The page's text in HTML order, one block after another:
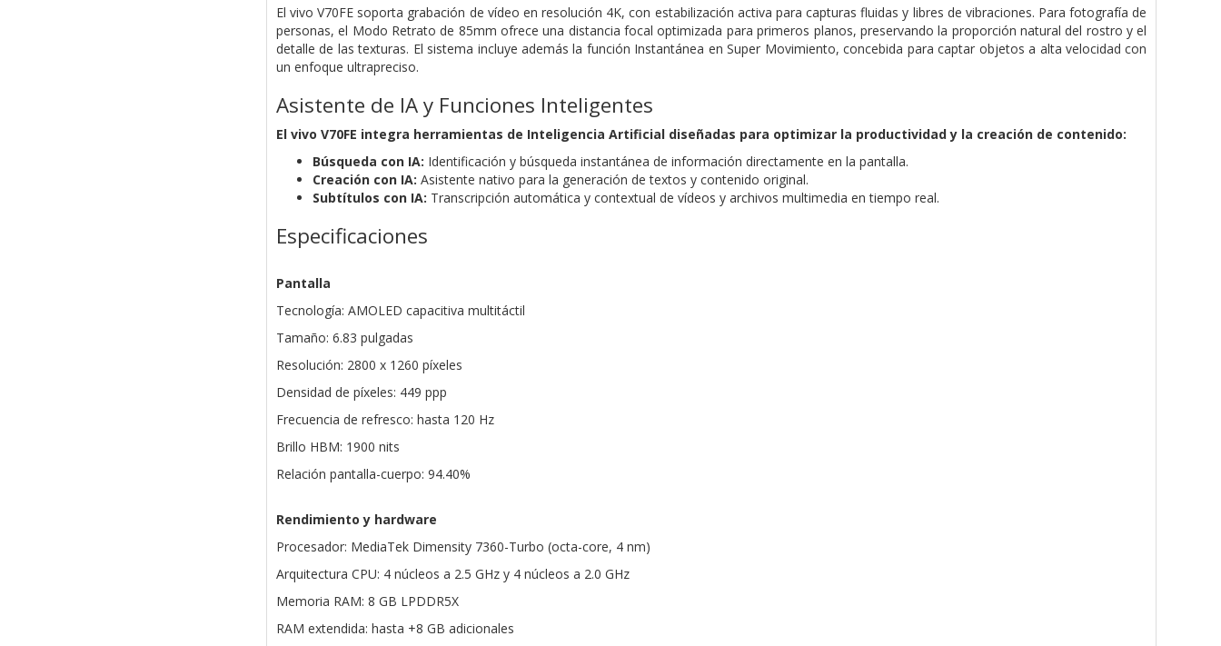
El vivo V70FE soporta grabación de vídeo en resolución 4K, con estabilización activa para capturas fluidas y libres de vibraciones. Para fotografía de
personas, el Modo Retrato de 85mm ofrece una distancia focal optimizada para primeros planos, preservando la proporción natural del rostro y el
detalle de las texturas. El sistema incluye además la función Instantánea en Super Movimiento, concebida para captar objetos a alta velocidad con
un enfoque ultrapreciso.
Asistente de IA y Funciones Inteligentes
El vivo V70FE integra herramientas de Inteligencia Artificial diseñadas para optimizar la productividad y la creación de contenido:
Búsqueda con IA: Identificación y búsqueda instantánea de información directamente en la pantalla.
Creación con IA: Asistente nativo para la generación de textos y contenido original.
Subtítulos con IA: Transcripción automática y contextual de vídeos y archivos multimedia en tiempo real.
Especificaciones
Pantalla
Tecnología: AMOLED capacitiva multitáctil
Tamaño: 6.83 pulgadas
Resolución: 2800 x 1260 píxeles
Densidad de píxeles: 449 ppp
Frecuencia de refresco: hasta 120 Hz
Brillo HBM: 1900 nits
Relación pantalla-cuerpo: 94.40%
Rendimiento y hardware
Procesador: MediaTek Dimensity 7360-Turbo (octa-core, 4 nm)
Arquitectura CPU: 4 núcleos a 2.5 GHz y 4 núcleos a 2.0 GHz
Memoria RAM: 8 GB LPDDR5X
RAM extendida: hasta +8 GB adicionales